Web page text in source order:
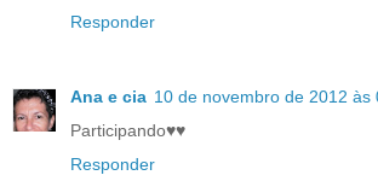
Responder
Ana e cia 10 de novembro de 2012 às
Participando♥♥
Responder